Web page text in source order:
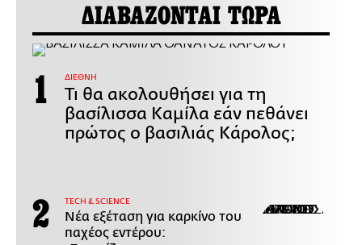
ΔΙΑΒΑΖΟΝΤΑΙ ΤΩΡΑ
ΔΙΕΘΝΗ
Τι θα ακολουθήσει για τη
βασίλισσα Καμίλα εάν πεθάνει
πρώτος ο βασιλιάς Κάρολος;
ΤECH & SCIENCE
Νέα εξέταση για καρκίνο του
παχέος εντέρου: